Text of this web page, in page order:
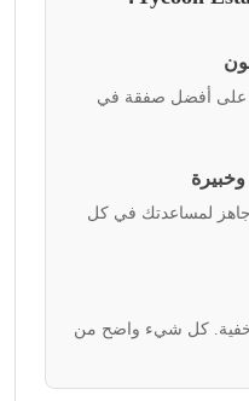
على أفضل صفقة في
لمساعدتك في كل
خفية. كل شيء واضح من